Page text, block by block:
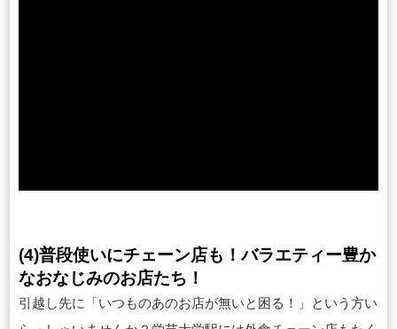
(4)普段使いにチェーン店も！バラエティー豊か
なおなじみのお店たち！
引越し先に「いつものあのお店が無いと困る！」という方い